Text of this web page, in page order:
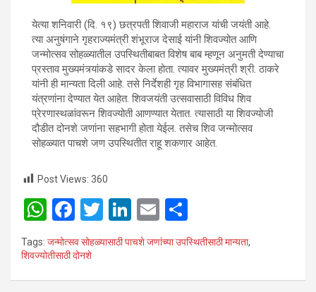
आज मान्यता दिली. तथापि, आरोग्य
नियमांचे पालन करून, सर्वांच्या
आऱोग्याची आणि स्वच्छतेची काळजी घेत
शिवछत्रपतींचा जन्मोत्सव सोहळा
साजरा करावा, असे आवाहनही
येत्या शनिवारी (दि. १९) छत्रपती शिवाजी महाराज यांची जयंती आहे.
त्या अनुषंगाने गृहराज्यमंत्री शंभूराज देसाई यांनी शिवज्योत आणि
जन्मोत्सव सोहळ्यातील उपस्थितीबाबत विशेष बाब म्हणून अनुमती देण्याचा
प्रस्ताव मुख्यमंत्र्यांकडे सादर केला होता. त्यावर मुख्यमंत्री श्री. ठाकरे
यांनी ही मान्यता दिली आहे. तसे निर्देशही गृह विभागासह संबंधित
यंत्रणांना देण्यात येत आहेत. शिवजयंती उत्सवासाठी विविध शिव
प्रेरणास्थळांवरून शिवज्योती आणण्यात येतात. त्यासाठी या शिवज्योजी
दौडीत दोनशे जणांना सहभागी होता येईल. तसेच शिव जन्मोत्सव
सोहळ्यात पाचशे जण उपस्थितीत राहू शकणार आहेत.
Post Views: 360
W
h
at
s
F
a
ce
b
T
wi
tt
er
Li
n
ke
dI
E
m
ail
h
ar
e
Tags: जन्मोत्सव सोहळ्यासाठी पाचशे जणांच्या उपस्थितीसाठी मान्यता,
शिवज्योतीसाठी दोनशे